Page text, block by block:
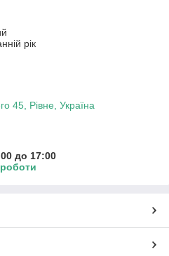
рік
45, Рівне, Україна
до 17:00